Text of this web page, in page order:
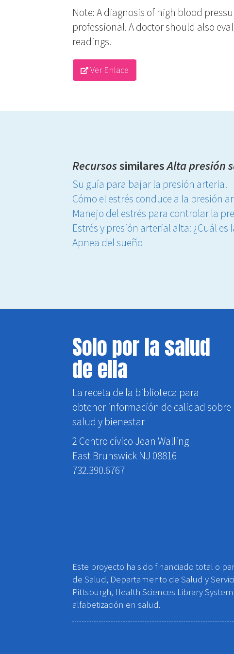
Note: A diagnosis of high blood
professional. A doctor should also
readings.
Ver Enlace
RecursossimilaresAlta presión
Su guía para bajar la presión arterial
Cómo el estrés conduce a la presión
Manejo del estrés para controlar la
Estrés y presión arterial alta: ¿Cuál es
Apnea del sueño
Solo por la salud
de ella
La receta de la biblioteca para
obtener información de calidad sobre
salud y bienestar
2 Centro cívico Jean Walling
East Brunswick NJ 08816
732.390.6767
Este proyecto ha sido financiado total o
de Salud, Departamento de Salud y
Pittsburgh, Health Sciences Library
alfabetización en salud.